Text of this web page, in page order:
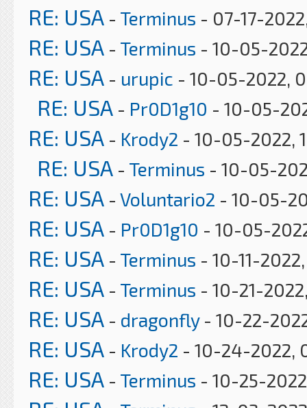
RE: USA - Terminus - 07-17-
RE: USA - Terminus - 10-05-
RE: USA - urupic - 10-05-2022,
RE: USA - Pr0D1g10 - 10-05-
RE: USA - Krody2 - 10-05-2022,
RE: USA - Terminus - 10-05-
RE: USA - Voluntario2 - 10-05-
RE: USA - Pr0D1g10 - 10-05-
RE: USA - Terminus - 10-11-
RE: USA - Terminus - 10-21-
RE: USA - dragonfly- 10-22-
RE: USA - Krody2 - 10-24-2022,
RE: USA - Terminus - 10-25-